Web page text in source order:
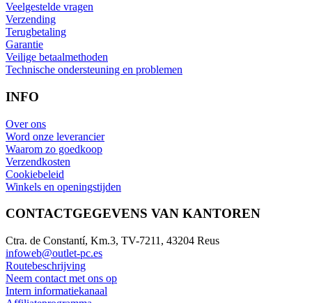
Veelgestelde vragen
Verzending
Terugbetaling
Garantie
Veilige betaalmethoden
Technische ondersteuning en problemen
INFO
Over ons
Word onze leverancier
Waarom zo goedkoop
Verzendkosten
Cookiebeleid
Winkels en openingstijden
CONTACTGEGEVENS VAN KANTOREN
Ctra. de Constantí, Km.3, TV-7211, 43204 Reus
infoweb@outlet-pc.es
Routebeschrijving
Neem contact met ons op
Intern informatiekanaal